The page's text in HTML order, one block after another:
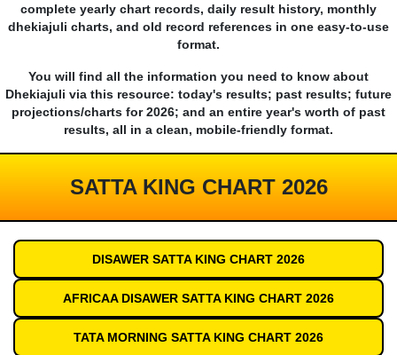
complete yearly chart records, daily result history, monthly
dhekiajuli charts, and old record references in one easy-to-use
format.
You will find all the information you need to know about
Dhekiajuli via this resource: today's results; past results; future
projections/charts for 2026; and an entire year's worth of past
results, all in a clean, mobile-friendly format.
SATTA KING CHART 2026
DISAWER SATTA KING CHART 2026
AFRICAA DISAWER SATTA KING CHART 2026
TATA MORNING SATTA KING CHART 2026